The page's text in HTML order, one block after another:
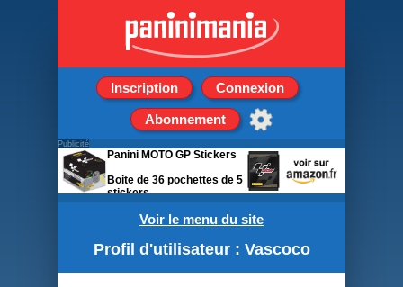
Inscription Connexion
Abonnement
Voir le menu du site
Profil d'utilisateur : Vascoco
Publicité
Panini MOTO GP Stickers
Boite de 36 pochettes de 5
stickers